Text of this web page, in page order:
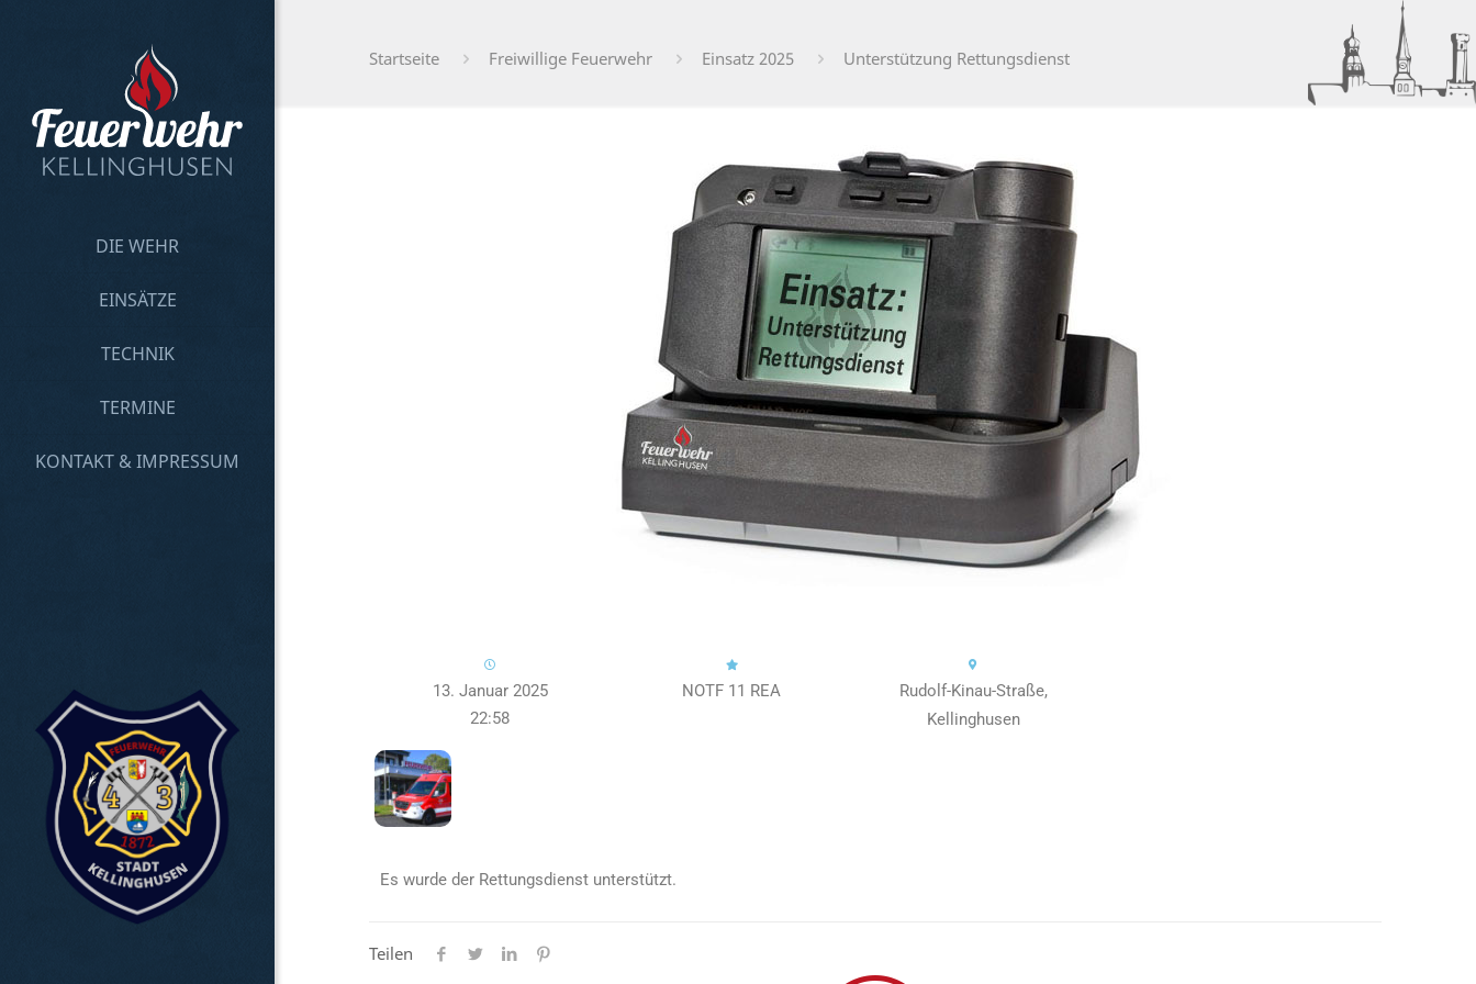
DIE WEHR
EINSÄTZE
TECHNIK
TERMINE
KONTAKT & IMPRESSUM
Startseite Freiwillige Feuerwehr Einsatz 2025 Unterstützung Rettungsdienst
13. Januar 2025
22:58
NOTF 11 REA
Rudolf-Kinau-Straße,
Kellinghusen
Es wurde der Rettungsdienst unterstützt.
Teilen